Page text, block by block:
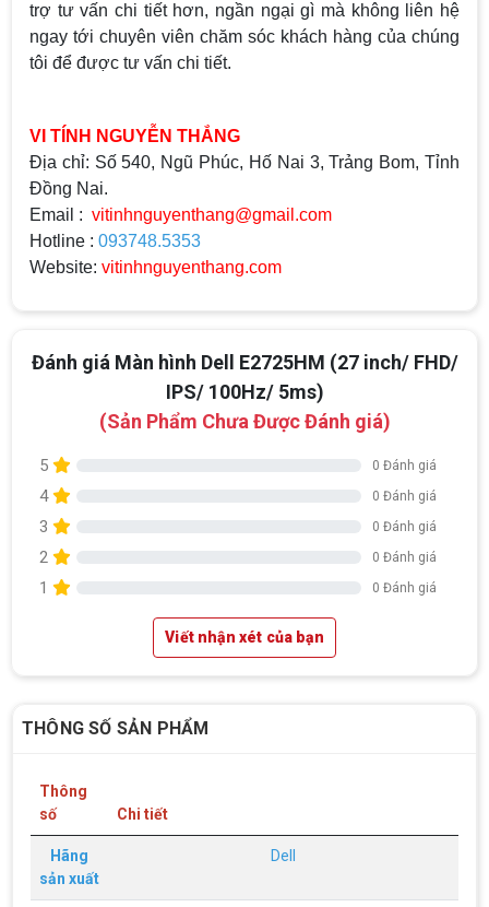
trợ tư vấn chi tiết hơn, ngần ngại gì mà không liên hệ
ngay tới chuyên viên chăm sóc khách hàng của chúng
tôi để được tư vấn chi tiết.
VI TÍNH NGUYỄN THẮNG
Địa chỉ: Số 540, Ngũ Phúc, Hố Nai 3, Trảng Bom, Tỉnh
Đồng Nai.
Email : vitinhnguyenthang@gmail.com
Hotline : 093748.5353
Website: vitinhnguyenthang.com
Đánh giá Màn hình Dell E2725HM (27 inch/ FHD/
IPS/ 100Hz/ 5ms)
(Sản Phẩm Chưa Được Đánh giá)
5 0 Đánh giá
4 0 Đánh giá
3 0 Đánh giá
2 0 Đánh giá
1 0 Đánh giá
Viết nhận xét của bạn
THÔNG SỐ SẢN PHẨM
Thông
số
Chi tiết
Hãng
sản xuất
Dell